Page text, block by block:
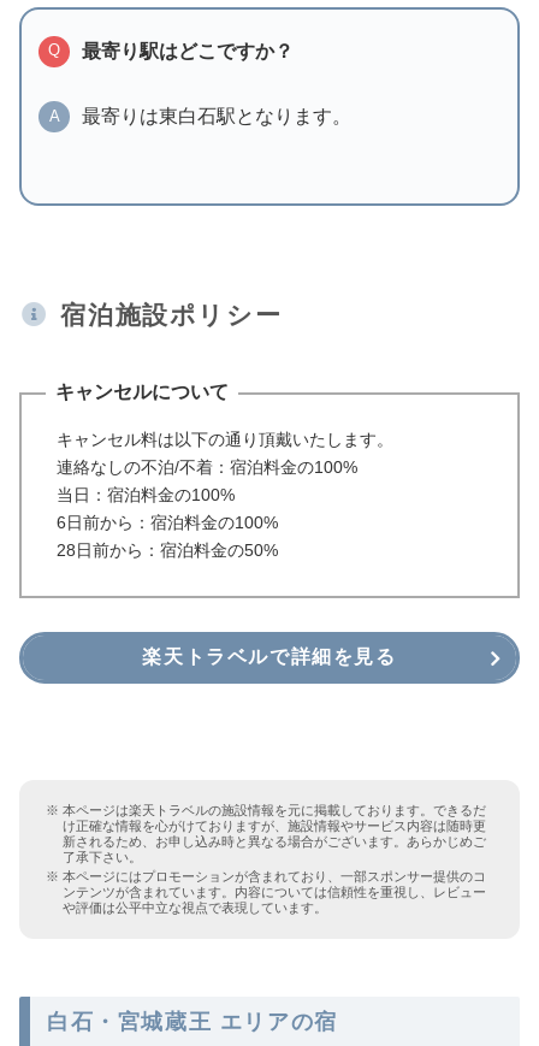
Q 最寄り駅はどこですか？
A 最寄りは東白石駅となります。
宿泊施設ポリシー
キャンセルについて
キャンセル料は以下の通り頂戴いたします。
連絡なしの不泊/不着：宿泊料金の100%
当日：宿泊料金の100%
6日前から：宿泊料金の100%
28日前から：宿泊料金の50%
楽天トラベルで詳細を見る
本ページは楽天トラベルの施設情報を元に掲載しております。できるだ
け正確な情報を心がけておりますが、施設情報やサービス内容は随時更
新されるため、お申し込み時と異なる場合がございます。あらかじめご
了承下さい。
本ページにはプロモーションが含まれており、一部スポンサー提供のコ
ンテンツが含まれています。内容については信頼性を重視し、レビュー
や評価は公平中立な視点で表現しています。
白石・宮城蔵王 エリアの宿